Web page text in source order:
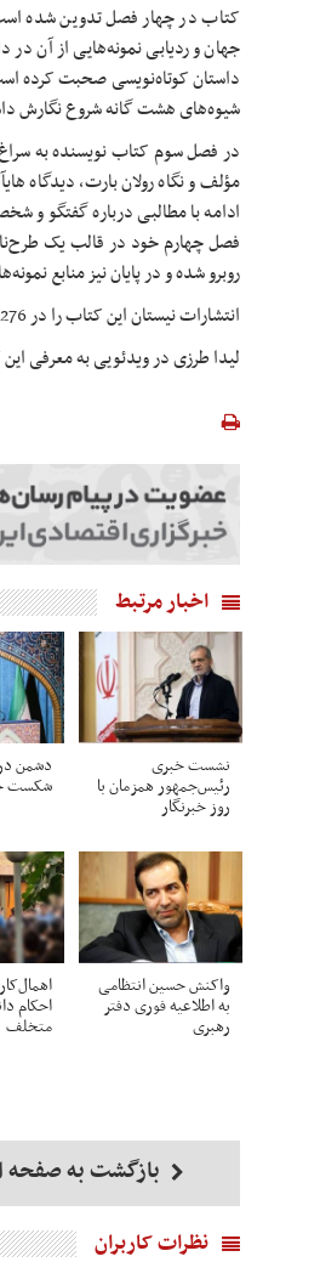
کتاب در چهار فصل تدوین شده
جهان و ردیابی نمونه‌هایی از آن
داستان کوتاه‌نویسی صحبت کرده
شیوه‌های هشت گانه شروع نگارش
در فصل سوم کتاب نویسنده به
مؤلف و نگاه رولان بارت، دیدگاه
ادامه با مطالبی درباره گفتگو و
فصل چهارم خود در قالب یک
روبرو شده و در پایان نیز منابع
انتشارات نیستان این کتاب را در 276 صفحه به قیمت 99 هزار تومان منتشر کرده است.
لیدا طرزی در ویدئویی به معرفی
اخبار مرتبط
نشست خبری
رئیس‌جمهور همزمان با
روز خبرنگار
دشمن در
شکست
واکنش حسین انتظامی
به اطلاعیه فوری دفتر
رهبری
احکام‌
متخلف
بازگشت به صفحه
نظرات کاربران